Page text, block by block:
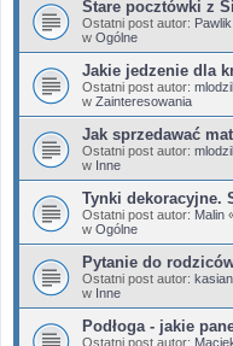
Stare pocztówki z
Ostatni post autor: Pawlik
w Ogólne
Jakie jedzenie dla
Ostatni post autor:
w Zainteresowania
Jak sprzedawać
Ostatni post autor:
w Inne
Tynki dekoracyjne.
Ostatni post autor: Malin
w Ogólne
Pytanie do
Ostatni post autor:
w Inne
Podłoga - jakie
Ostatni post autor: